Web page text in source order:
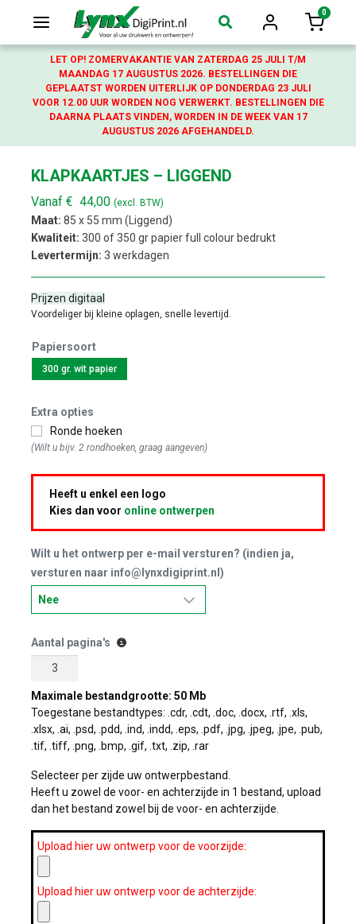
Login
0
LET OP! ZOMERVAKANTIE VAN ZATERDAG 25 JULI T/M
MAANDAG 17 AUGUSTUS 2026. BESTELLINGEN DIE
GEPLAATST WORDEN UITERLIJK OP DONDERDAG 23 JULI
VOOR 12.00 UUR WORDEN NOG VERWERKT. BESTELLINGEN DIE
DAARNA PLAATS VINDEN, WORDEN IN DE WEEK VAN 17
AUGUSTUS 2026 AFGEHANDELD.
KLAPKAARTJES – LIGGEND
Vanaf € 44,00 (excl. BTW)
Maat: 85 x 55 mm (Liggend)
Kwaliteit: 300 of 350 gr papier full colour bedrukt
Levertermijn: 3 werkdagen
Prijzen digitaal
Voordeliger bij kleine oplagen, snelle levertijd.
Papiersoort
300 gr. wit papier
Extra opties
Ronde hoeken
(Wilt u bijv. 2 rondhoeken, graag aangeven)
Heeft u enkel een logo
Kies dan voor online ontwerpen
Wilt u het ontwerp per e-mail versturen? (indien ja,
versturen naar info@lynxdigiprint.nl)
Aantal pagina's
Maximale bestandgrootte: 50 Mb
Toegestane bestandtypes: .cdr, .cdt, .doc, .docx, .rtf, .xls,
.xlsx, .ai, .psd, .pdd, .ind, .indd, .eps, .pdf, .jpg, .jpeg, .jpe, .pub,
.tif, .tiff, .png, .bmp, .gif, .txt, .zip, .rar
Selecteer per zijde uw ontwerpbestand.
Heeft u zowel de voor- en achterzijde in 1 bestand, upload
dan het bestand zowel bij de voor- en achterzijde.
Upload hier uw ontwerp voor de voorzijde:
Upload hier uw ontwerp voor de achterzijde: